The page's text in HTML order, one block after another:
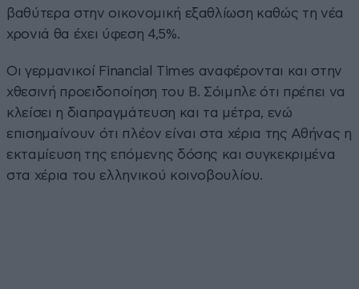
βαθύτερα στην οικονομική εξαθλίωση καθώς τη νέα
χρονιά θα έχει ύφεση 4,5%.
Οι γερμανικοί Financial Times αναφέρονται και στην
χθεσινή προειδοποίηση του Β. Σόιμπλε ότι πρέπει να
κλείσει η διαπραγμάτευση και τα μέτρα, ενώ
επισημαίνουν ότι πλέον είναι στα χέρια της Αθήνας η
εκταμίευση της επόμενης δόσης και συγκεκριμένα
στα χέρια του ελληνικού κοινοβουλίου.